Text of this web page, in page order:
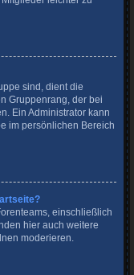
sind, dient die
Gruppenrang, der bei
Ein Administrator kann
im persönlichen Bereich
einschließlich
hier auch weitere
moderieren.